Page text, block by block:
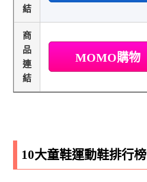
結
商
品
連
結
MOMO購物
10大童鞋運動鞋排行榜